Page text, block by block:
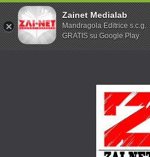
Zainet Medialab
Mandragola Editrice s.c.g.
GRATIS su Google Play